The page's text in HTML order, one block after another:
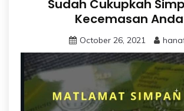
Sudah Cukupkah
Kecemasan
October 26, 2021